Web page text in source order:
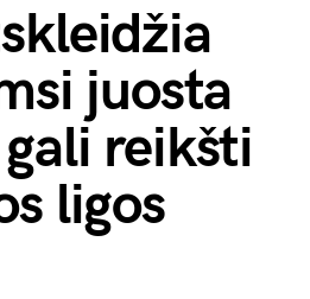
juosta
reikšti
ligos